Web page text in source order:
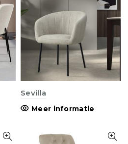
Sevilla
Meer informatie